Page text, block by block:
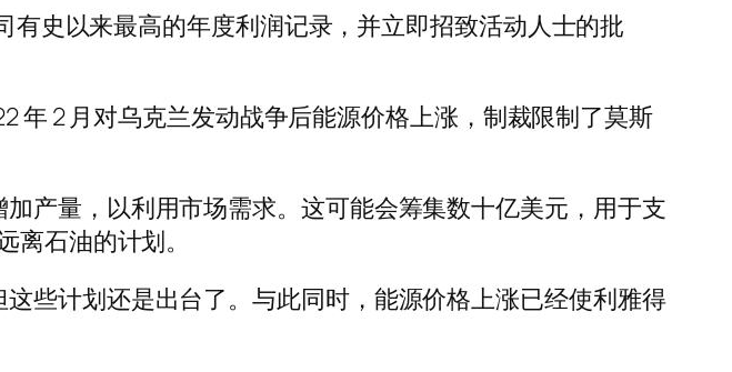
有史以来最高的年度利润记录，并立即招致活动人士的批
年 2 月对乌克兰发动战争后能源价格上涨，制裁限制了莫斯
产量，以利用市场需求。这可能会筹集数十亿美元，用于支
石油的计划。
些计划还是出台了。与此同时，能源价格上涨已经使利雅得